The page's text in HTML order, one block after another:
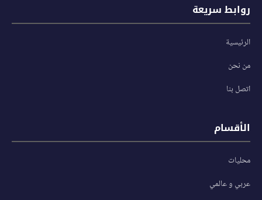
روابط سريعة
الرئيسية
من نحن
اتصل بنا
الأقسام
محليات
عربي و عالمي